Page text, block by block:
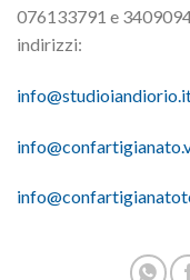
076133791 e
indirizzi: